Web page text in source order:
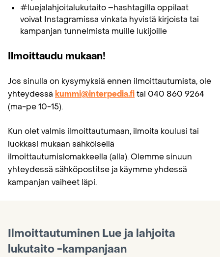
#luejalahjoitalukutaito –hashtagilla oppilaat
voivat Instagramissa vinkata hyvistä kirjoista tai
kampanjan tunnelmista muille lukijoille
Ilmoittaudu mukaan!
Jos sinulla on kysymyksiä ennen ilmoittautumista, ole
yhteydessä kummi@interpedia.fitai 040 860 9264
(ma-pe 10−15).
Kun olet valmis ilmoittautumaan, ilmoita koulusi tai
luokkasi mukaan sähköisellä
ilmoittautumislomakkeella (alla). Olemme sinuun
yhteydessä sähköpostitse ja käymme yhdessä
kampanjan vaiheet läpi.
Ilmoittautuminen Lue ja lahjoita
lukutaito -kampanjaan